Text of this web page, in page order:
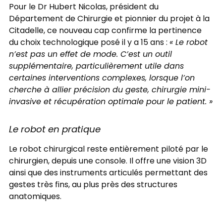
Pour le Dr Hubert Nicolas, président du
Département de Chirurgie et pionnier du projet à la
Citadelle, ce nouveau cap confirme la pertinence
du choix technologique posé il y a 15 ans :« Le robot
n’est pas un effet de mode. C’est un outil
supplémentaire, particulièrement utile dans
certaines interventions complexes, lorsque l’on
cherche à allier précision du geste, chirurgie mini-
invasive et récupération optimale pour le patient. »
Le robot en pratique
Le robot chirurgical reste entièrement piloté par le
chirurgien, depuis une console. Il offre une vision 3D
ainsi que des instruments articulés permettant des
gestes très fins, au plus près des structures
anatomiques.